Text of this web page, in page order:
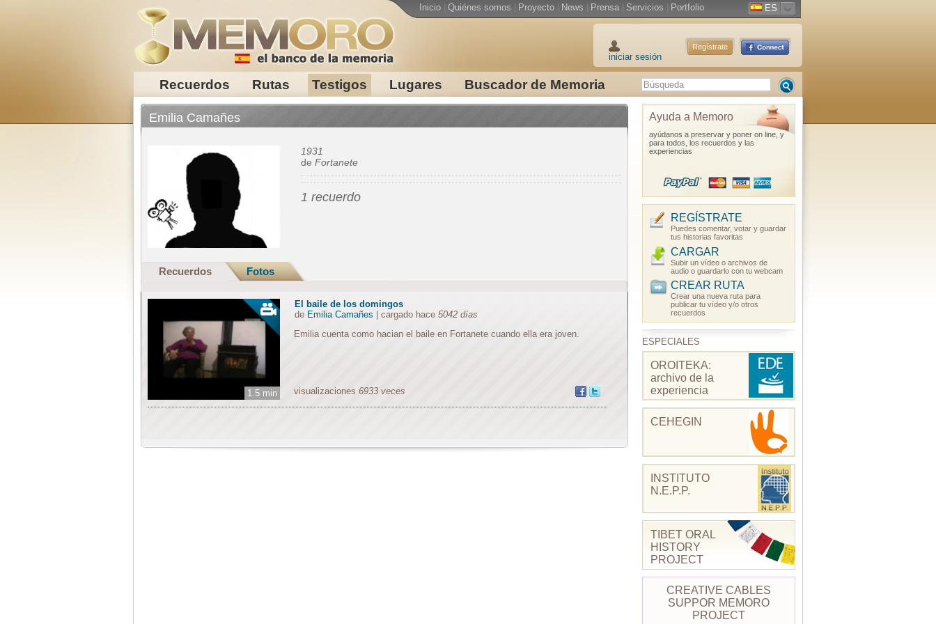
Recuerdos Rutas Testigos Lugares Buscador de Memoria
Inicio Quiénes somos Proyecto News Prensa Servicios Portfolio ES
iniciar sesión
Regístrate
Emilia Camañes
1931
de Fortanete
1 recuerdo
Recuerdos Fotos
1.5 min
El baile de los domingos
de Emilia Camañes | cargado hace 5042 días
Emilia cuenta como hacian el baile en Fortanete cuando ella era joven.
visualizaciones 6933 veces
Ayuda a Memoro
ayúdanos a preservar y poner on line, y
para todos, los recuerdos y las
experiencias
REGÍSTRATE
Puedes comentar, votar y guardar
tus historias favoritas
CARGAR
Subir un vídeo o archivos de
audio o guardarlo con tu webcam
CREAR RUTA
Crear una nueva ruta para
publicar tu vídeo y/o otros
recuerdos
ESPECIALES
OROITEKA:
archivo de la
experiencia
CEHEGIN
INSTITUTO
N.E.P.P.
TIBET ORAL
HISTORY
PROJECT
CREATIVE CABLES
SUPPOR MEMORO
PROJECT